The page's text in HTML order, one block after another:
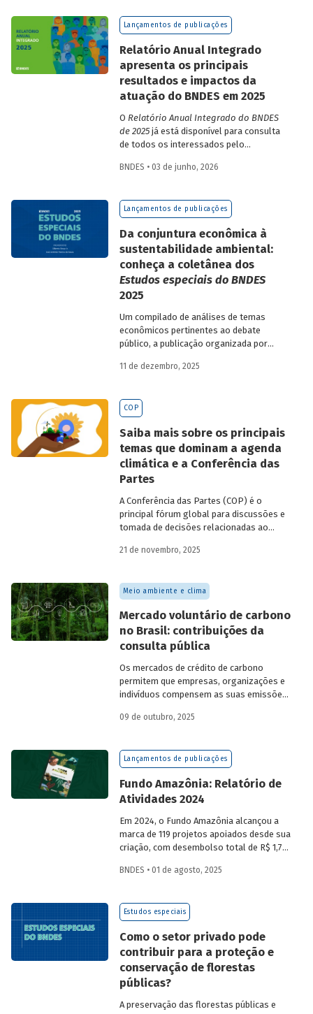
bilhões, além de R$ 387 milhões
desembolsados. Ainda no período, foram
Lançamentos de publicações
Relatório Anual Integrado
apresenta os principais
resultados e impactos da
atuação do BNDES em 2025
O Relatório Anual Integrado do BNDES
de 2025já está disponível para consulta
de todos os interessados pelo
sua prestação de contas. O documento
principais resultados, os impactos de sua
atuação no ano, e mostra como o BNDES
consistente e sólida, mesmo diante de
cenários desafiadores.
BNDES • 03 de junho, 2026
Lançamentos de publicações
Da conjuntura econômica à
sustentabilidade ambiental:
conheça a coletânea dos
Estudos especiais do BNDES
2025
Um compilado de análises de temas
econômicos pertinentes ao debate
público, a publicação organizada por
Souza, economistas do BNDES, reúne 25
BNDES
11 de dezembro, 2025
COP
Saiba mais sobre os principais
temas que dominam a agenda
climática e a Conferência das
Partes
A Conferência das Partes (COP) é o
principal fórum global para discussões e
tomada de decisões relacionadas ao
em vista a urgência cada vez maior do
as discussões das mesas de negociações
saiam do discurso e resultem em
compromissos, planos de ações e metas,
com prazos e recursos definidos.
21 de novembro, 2025
Meio ambiente e clima
Mercado voluntário de carbono
no Brasil: contribuições da
consulta pública
Os mercados de crédito de carbono
permitem que empresas, organizações e
indivíduos compensem as suas emissões
por projetos de redução de emissões
MMA realizaram uma consulta pública
sobre a certificação de carbono no
contribuições da sociedade civil,
especialistas e entidades do setor
visando avaliar os desafios e
oportunidades desse mercado. Conheça
os resultados.
09 de outubro, 2025
Lançamentos de publicações
Fundo Amazônia: Relatório de
Atividades 2024
Em 2024, o Fundo Amazônia alcançou a
marca de 119 projetos apoiados desde sua
criação, com desembolso total de R$ 1,76
sua atuação e os projetos estão reunidas
BNDES • 01 de agosto, 2025
Estudos especiais
Como o setor privado pode
contribuir para a proteção e
conservação de florestas
públicas?
A preservação das florestas públicas e